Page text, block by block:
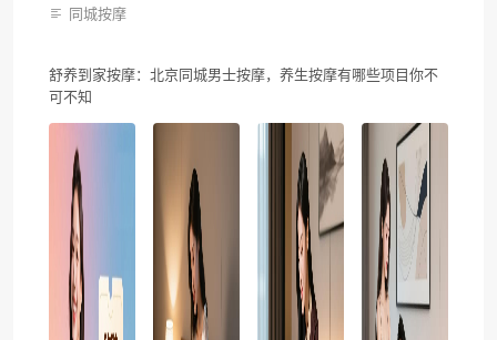
同城按摩
舒养到家按摩：北京同城男士按摩，养生按摩有哪些项目你不
可不知